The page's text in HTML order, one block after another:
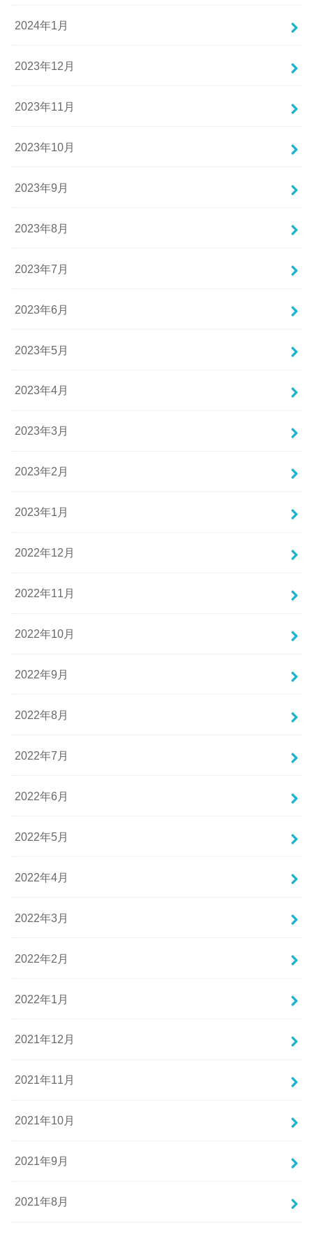
2024年1月
2023年12月
2023年11月
2023年10月
2023年9月
2023年8月
2023年7月
2023年6月
2023年5月
2023年4月
2023年3月
2023年2月
2023年1月
2022年12月
2022年11月
2022年10月
2022年9月
2022年8月
2022年7月
2022年6月
2022年5月
2022年4月
2022年3月
2022年2月
2022年1月
2021年12月
2021年11月
2021年10月
2021年9月
2021年8月